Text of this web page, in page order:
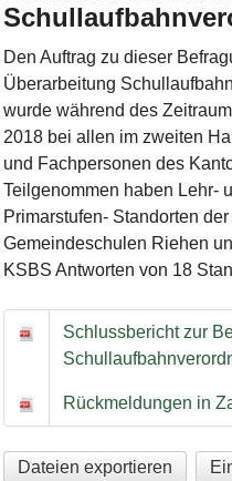
Den Auftrag zu dieser
Überarbeitung
wurde während des
2018 bei allen im zweiten
und Fachpersonen des
Teilgenommen haben Lehr-
Primarstufen- Standorten
Gemeindeschulen Riehen
KSBS Antworten von 18
Schlussbericht zur
Schlussbericht zur
Rückmeldungen in
Dateien exportieren